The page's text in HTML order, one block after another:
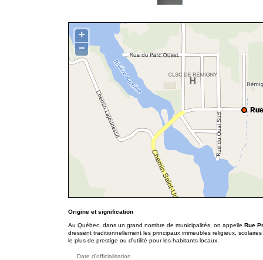
+
−
Origine et signification
Au Québec, dans un grand nombre de municipalités, on appelle Rue
dressent traditionnellement les principaux immeubles religieux,
le plus de prestige ou d'utilité pour les habitants locaux.
Date d'officialisation